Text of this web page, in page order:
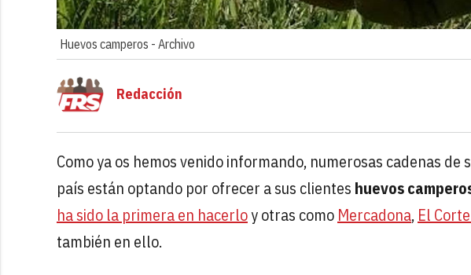
Huevos camperos - Archivo
Redacción
Como ya os hemos venido informando, numerosas cadenas
país están optando por ofrecer a sus clientes huevos
ha sido la primera en hacerloy otras como Mercadona, El
también en ello.